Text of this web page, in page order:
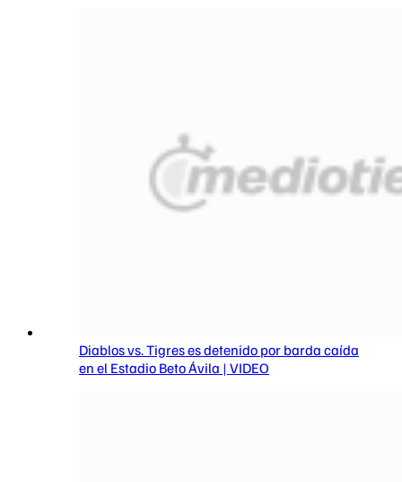
Diablos vs. Tigres es detenido por barda caída
en el Estadio Beto Ávila | VIDEO